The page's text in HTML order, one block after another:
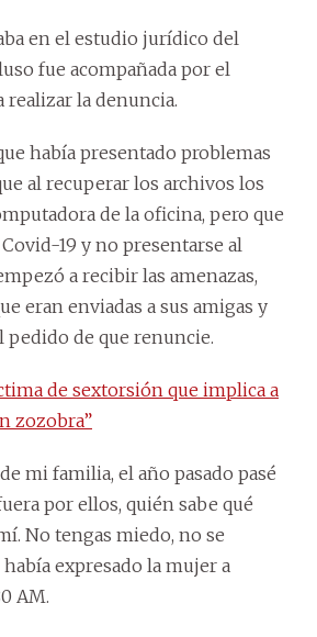
en el estudio jurídico del
fue acompañada por el
realizar la denuncia.
había presentado problemas
al recuperar los archivos los
de la oficina, pero que
19 y no presentarse al
a recibir las amenazas,
eran enviadas a sus amigas y
pedido de que renuncie.
de sextorsión que implica a
zozobra”
mi familia, el año pasado pasé
por ellos, quién sabe qué
No tengas miedo, no se
había expresado la mujer a
AM.